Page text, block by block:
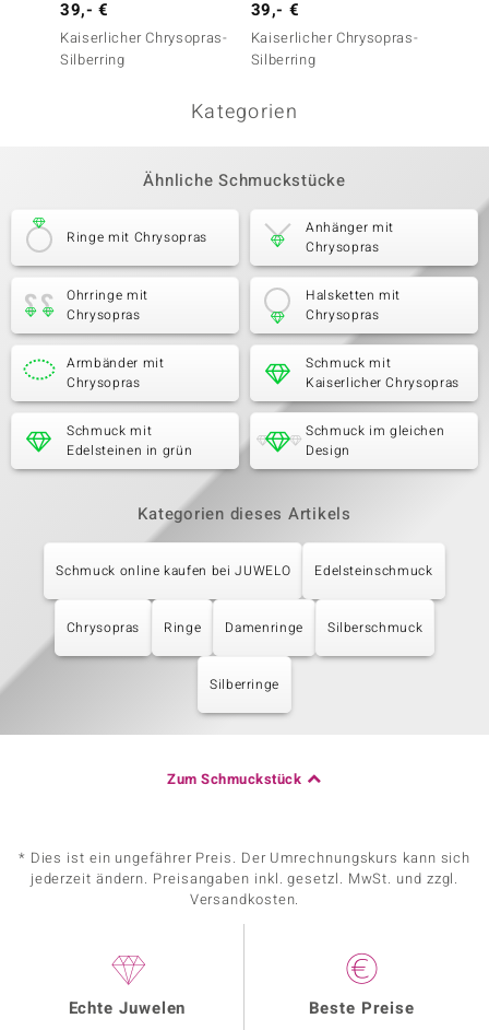
39,- €
Kaiserlicher Chrysopras-
Silberring
39,- €
Kaiserlicher Chrysopras-
Silberring
Kategorien
Ähnliche Schmuckstücke
Ringe mit Chrysopras
Anhänger mit
Chrysopras
Ohrringe mit
Chrysopras
Halsketten mit
Chrysopras
Armbänder mit
Chrysopras
Schmuck mit
Kaiserlicher Chrysopras
Schmuck mit
Edelsteinen in grün
Schmuck im gleichen
Design
Kategorien dieses Artikels
Schmuck online kaufen bei JUWELO Edelsteinschmuck
Chrysopras Ringe Damenringe Silberschmuck
Silberringe
Zum Schmuckstück
* Dies ist ein ungefährer Preis. Der Umrechnungskurs kann sich
jederzeit ändern. Preisangaben inkl. gesetzl. MwSt. und zzgl.
Versandkosten.
Echte Juwelen Beste Preise